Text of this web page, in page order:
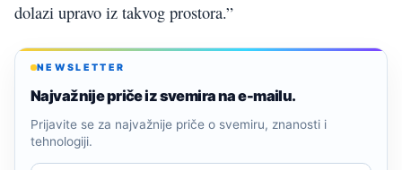
dolazi upravo iz takvog prostora.”
NEWSLETTER
Najvažnije priče iz svemira na e-mailu.
Prijavite se za najvažnije priče o svemiru, znanosti i
tehnologiji.